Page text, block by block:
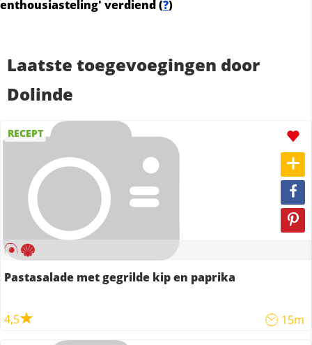
enthousiasteling' verdiend (?)
Laatste toegevoegingen door
Dolinde
RECEPT
Pastasalade met gegrilde kip en paprika
4,5 15m